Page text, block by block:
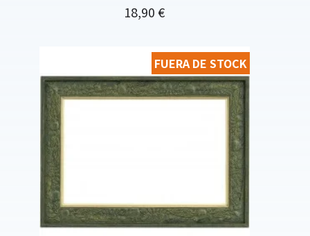
Precio
18,90 €
FUERA DE STOCK